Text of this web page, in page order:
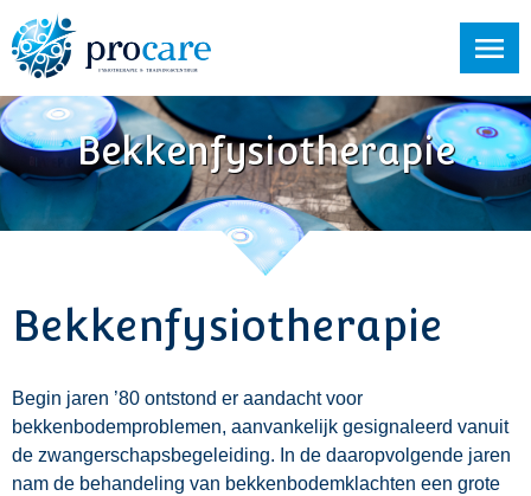
Bekkenfysiotherapie
Bekkenfysiotherapie
Begin jaren ’80 ontstond er aandacht voor
bekkenbodemproblemen, aanvankelijk gesignaleerd vanuit
de zwangerschapsbegeleiding. In de daaropvolgende jaren
nam de behandeling van bekkenbodemklachten een grote